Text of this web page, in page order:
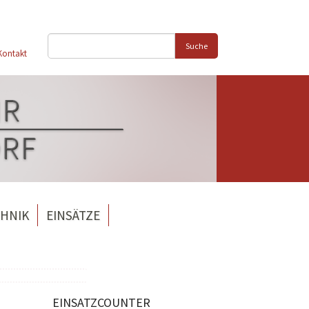
Suche
EINSÄTZE
EINSATZCOUNTER